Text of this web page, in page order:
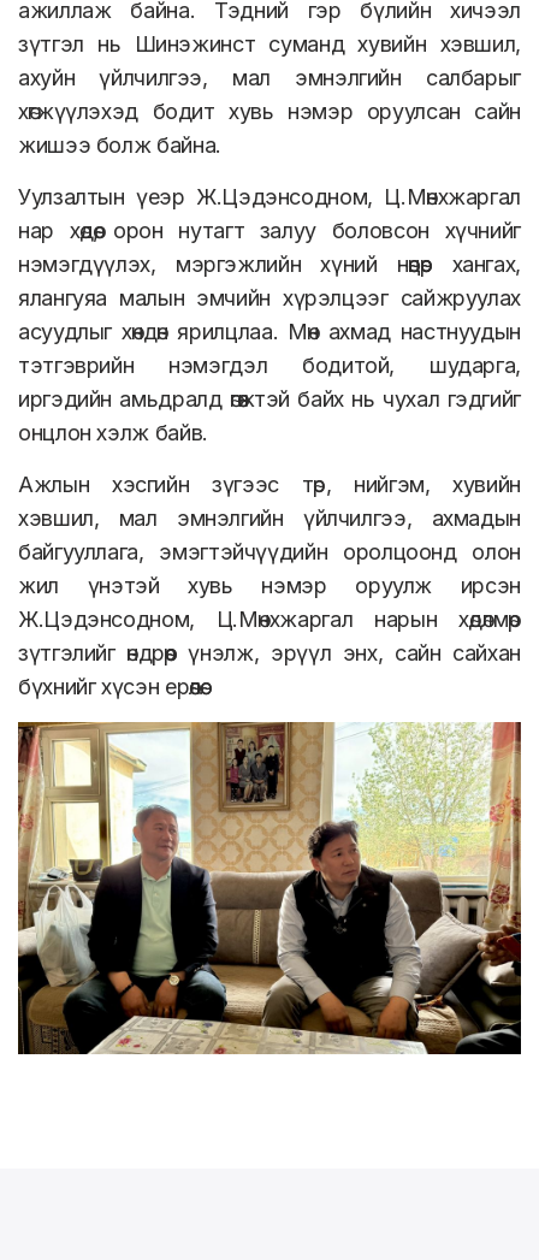
ажиллаж байна. Тэдний гэр бүлийн хичээл
зүтгэл нь Шинэжинст суманд хувийн хэвшил,
ахуйн үйлчилгээ, мал эмнэлгийн салбарыг
хөгжүүлэхэд бодит хувь нэмэр оруулсан сайн
жишээ болж байна.
Уулзалтын үеэр Ж.Цэдэнсодном, Ц.Мөнхжаргал
нар хөдөө, орон нутагт залуу боловсон хүчнийг
нэмэгдүүлэх, мэргэжлийн хүний нөөцөөр хангах,
ялангуяа малын эмчийн хүрэлцээг сайжруулах
асуудлыг хөндөн ярилцлаа. Мөн ахмад настнуудын
тэтгэврийн нэмэгдэл бодитой, шударга,
иргэдийн амьдралд өгөөжтэй байх нь чухал гэдгийг
онцлон хэлж байв.
Ажлын хэсгийн зүгээс төр, нийгэм, хувийн
хэвшил, мал эмнэлгийн үйлчилгээ, ахмадын
байгууллага, эмэгтэйчүүдийн оролцоонд олон
жил үнэтэй хувь нэмэр оруулж ирсэн
Ж.Цэдэнсодном, Ц.Мөнхжаргал нарын хөдөлмөр
зүтгэлийг өндрөөр үнэлж, эрүүл энх, сайн сайхан
бүхнийг хүсэн ерөөлөө.